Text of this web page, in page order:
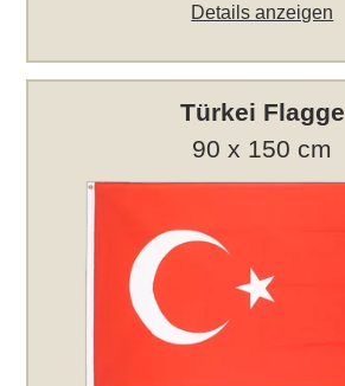
Details anzeigen
Türkei Flagge
90 x 150 cm